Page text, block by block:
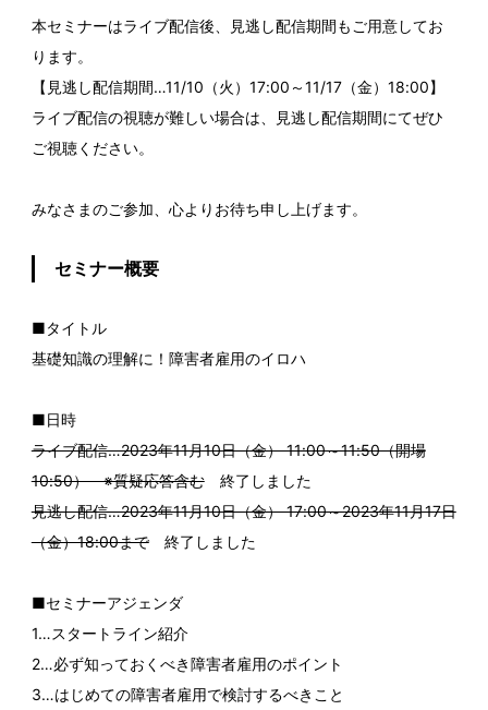
本セミナーはライブ配信後、見逃し配信期間もご用意してお
ります。
【見逃し配信期間…11/10（火）17:00～11/17（金）18:00】
ライブ配信の視聴が難しい場合は、見逃し配信期間にてぜひ
ご視聴ください。
みなさまのご参加、心よりお待ち申し上げます。
セミナー概要
■タイトル
基礎知識の理解に！障害者雇用のイロハ
■日時
ライブ配信…2023年11月10日（金） 11:00～11:50（開場
10:50） ※質疑応答含む終了しました
見逃し配信…2023年11月10日（金） 17:00～2023年11月17日
（金）18:00まで終了しました
■セミナーアジェンダ
1…スタートライン紹介
2…必ず知っておくべき障害者雇用のポイント
3…はじめての障害者雇用で検討するべきこと